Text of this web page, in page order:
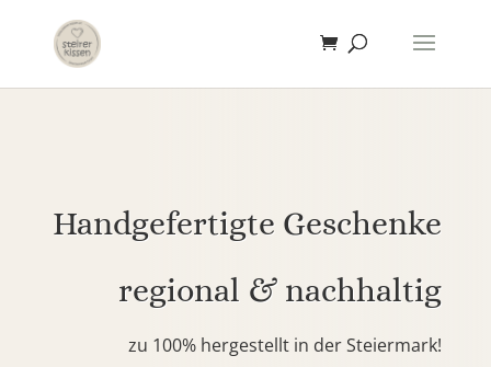
Handgefertigte Geschenke
regional & nachhaltig
zu 100% hergestellt in der Steiermark!